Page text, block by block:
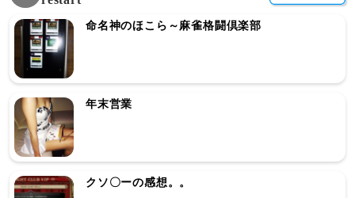
命名神のほこら～麻雀格闘倶楽部
年末営業
クソ〇ーの感想。。